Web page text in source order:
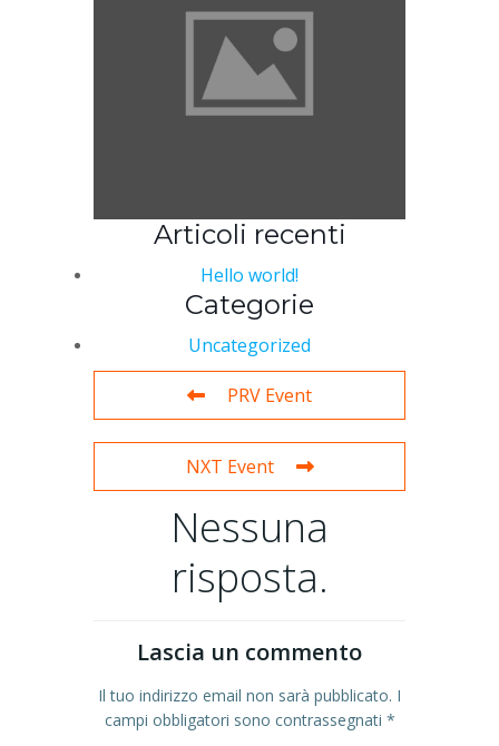
Articoli recenti
Hello world!
Categorie
Uncategorized
PRV Event
NXT Event
Nessuna
risposta.
Lascia un commento
Il tuo indirizzo email non sarà pubblicato. I
campi obbligatori sono contrassegnati *